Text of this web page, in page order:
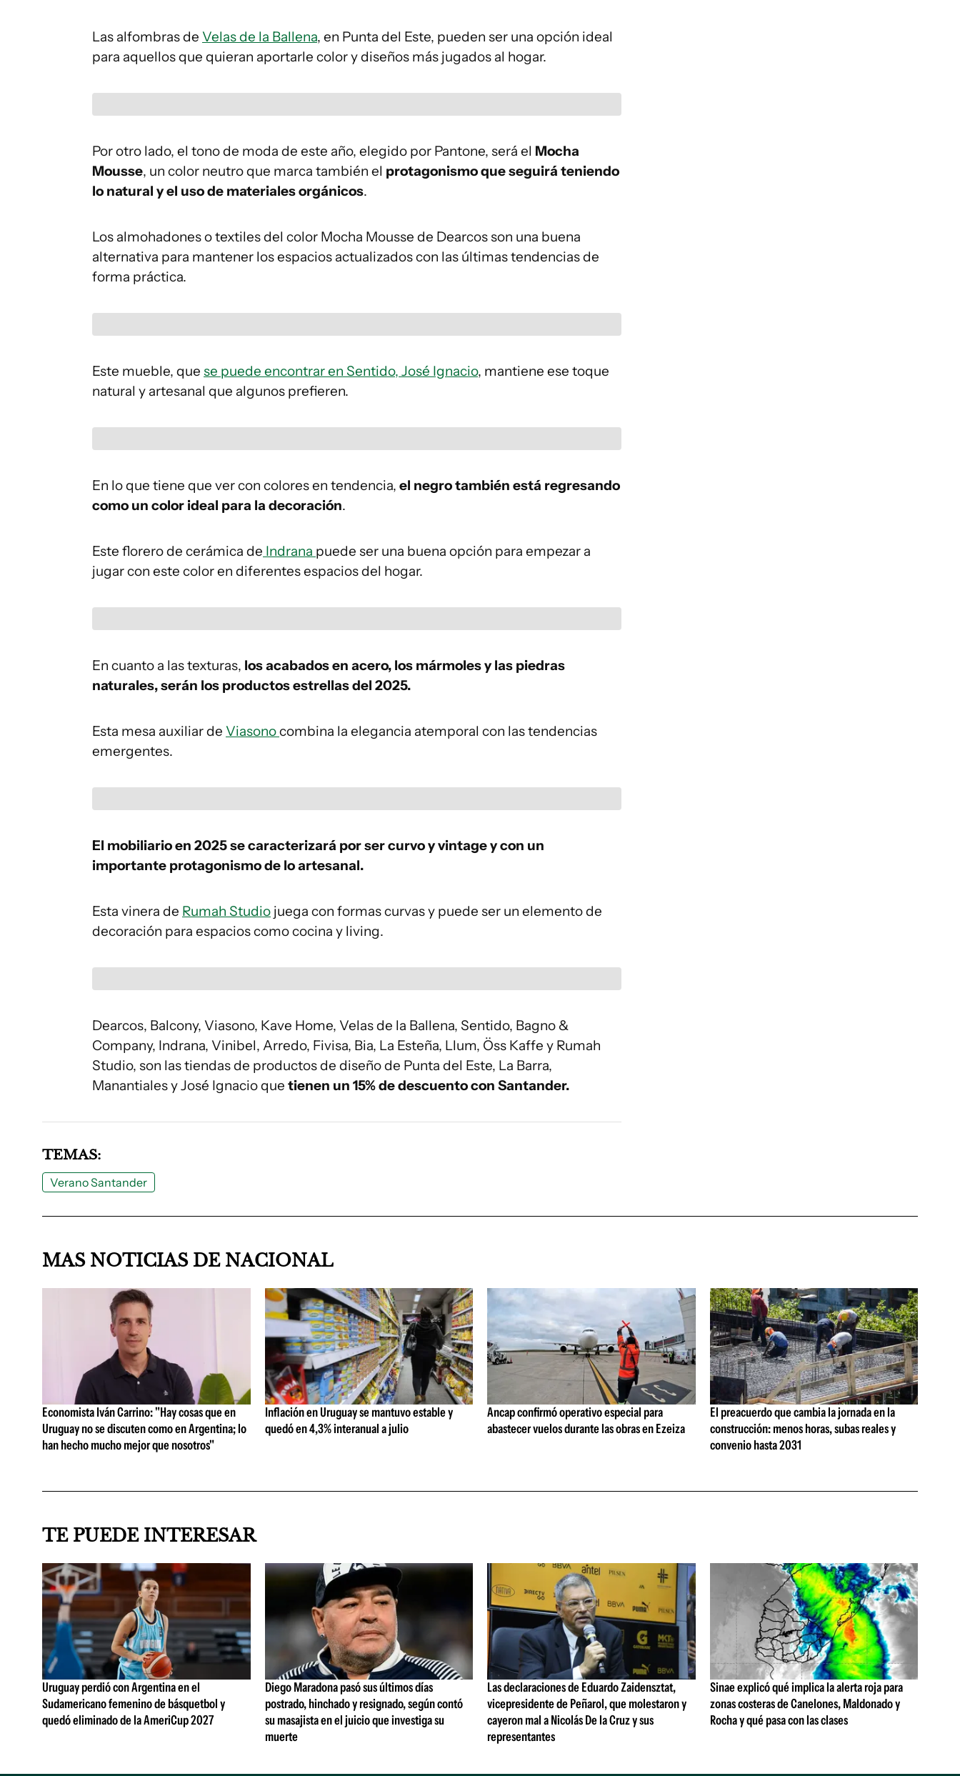
Las alfombras de Velas de la Ballena, en Punta del Este, pueden ser una opción ideal
para aquellos que quieran aportarle color y diseños más jugados al hogar.
Por otro lado, el tono de moda de este año, elegido por Pantone, será el Mocha
Mousse, un color neutro que marca también el protagonismo que seguirá teniendo
lo natural y el uso de materiales orgánicos.
Los almohadones o textiles del color Mocha Mousse de Dearcos son una buena
alternativa para mantener los espacios actualizados con las últimas tendencias de
forma práctica.
Este mueble, que se puede encontrar en Sentido, José Ignacio, mantiene ese toque
natural y artesanal que algunos prefieren.
En lo que tiene que ver con colores en tendencia, el negro también está regresando
como un color ideal para la decoración.
Este florero de cerámica de Indrana puede ser una buena opción para empezar a
jugar con este color en diferentes espacios del hogar.
En cuanto a las texturas, los acabados en acero, los mármoles y las piedras
naturales, serán los productos estrellas del 2025.
Esta mesa auxiliar de Viasonocombina la elegancia atemporal con las tendencias
emergentes.
El mobiliario en 2025 se caracterizará por ser curvo y vintage y con un
importante protagonismo de lo artesanal.
Esta vinera de Rumah Studio juega con formas curvas y puede ser un elemento de
decoración para espacios como cocina y living.
Dearcos, Balcony, Viasono, Kave Home, Velas de la Ballena, Sentido, Bagno &
Company, Indrana, Vinibel, Arredo, Fivisa, Bia, La Esteña, Llum, Öss Kaffe y Rumah
Studio, son las tiendas de productos de diseño de Punta del Este, La Barra,
Manantiales y José Ignacio que tienen un 15% de descuento con Santander.
TEMAS:
Verano Santander
MAS NOTICIAS DE NACIONAL
Economista Iván Carrino: "Hay cosas que en
Uruguay no se discuten como en Argentina; lo
han hecho mucho mejor que nosotros"
Inflación en Uruguay se mantuvo estable y
quedó en 4,3% interanual a julio
Ancap confirmó operativo especial para
abastecer vuelos durante las obras en Ezeiza
El preacuerdo que cambia la jornada en la
construcción: menos horas, subas reales y
convenio hasta 2031
TE PUEDE INTERESAR
Uruguay perdió con Argentina en el
Sudamericano femenino de básquetbol y
quedó eliminado de la AmeriCup 2027
Diego Maradona pasó sus últimos días
postrado, hinchado y resignado, según contó
su masajista en el juicio que investiga su
muerte
Las declaraciones de Eduardo Zaidensztat,
vicepresidente de Peñarol, que molestaron y
cayeron mal a Nicolás De la Cruz y sus
representantes
Sinae explicó qué implica la alerta roja para
zonas costeras de Canelones, Maldonado y
Rocha y qué pasa con las clases